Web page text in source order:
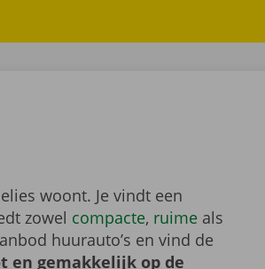
woont. Je vindt een
zowel compacte, ruimeals
huurauto’s en vind de
en gemakkelijk op de